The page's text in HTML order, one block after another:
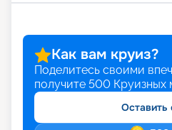
Как вам круиз?
Поделитесь своими
получите 500 Круизных
Оставить